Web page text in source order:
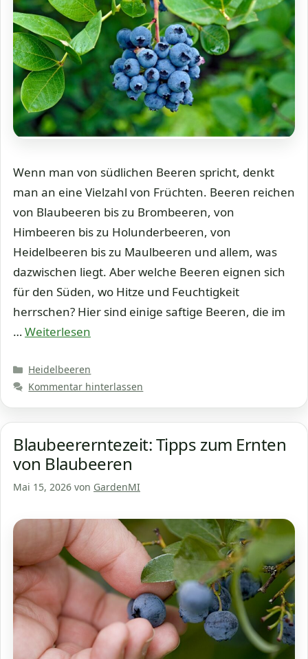
Wenn man von südlichen Beeren spricht, denkt
man an eine Vielzahl von Früchten. Beeren reichen
von Blaubeeren bis zu Brombeeren, von
Himbeeren bis zu Holunderbeeren, von
Heidelbeeren bis zu Maulbeeren und allem, was
dazwischen liegt. Aber welche Beeren eignen sich
für den Süden, wo Hitze und Feuchtigkeit
herrschen? Hier sind einige saftige Beeren, die im
…Weiterlesen
Kategorien
Heidelbeeren
Kommentar hinterlassen
Blaubeererntezeit: Tipps zum Ernten
von Blaubeeren
Mai 15, 2026 von GardenMI